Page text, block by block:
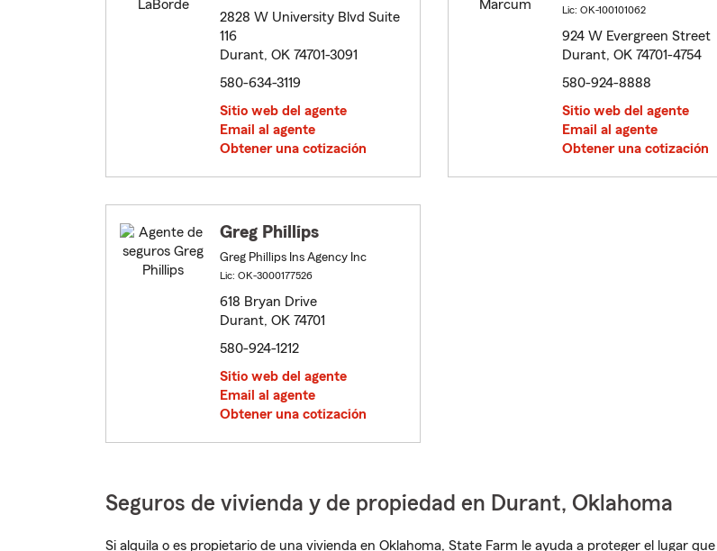
2828 W University Blvd Suite
116
Durant, OK 74701-3091
580-634-3119
Sitio web del agente
Email al agente
Obtener una cotización
Lic: OK-100101062
924 W Evergreen Street
Durant, OK 74701-4754
580-924-8888
Sitio web del agente
Email al agente
Obtener una cotización
Greg Phillips
Greg Phillips Ins Agency Inc
Lic: OK-3000177526
618 Bryan Drive
Durant, OK 74701
580-924-1212
Sitio web del agente
Email al agente
Obtener una cotización
Seguros de vivienda y de propiedad en Durant, Oklahoma
Si alquila o es propietario de una vivienda en Oklahoma, State Farm le ayuda a proteger el lugar